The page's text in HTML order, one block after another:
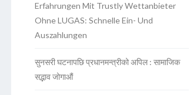
Erfahrungen Mit Trustly Wettanbieter
Ohne LUGAS: Schnelle Ein- Und
Auszahlungen
सुनसरी घटनापछि प्रधानमन्त्रीको अपिल : सामाजिक
सद्भाव जोगाऔं